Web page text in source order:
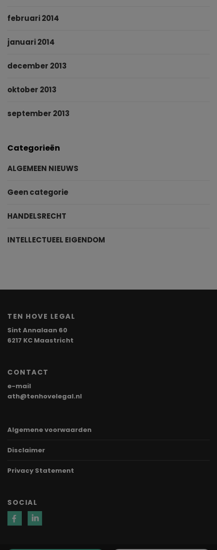
februari 2014
januari 2014
december 2013
oktober 2013
september 2013
Categorieën
ALGEMEEN NIEUWS
Geen categorie
HANDELSRECHT
INTELLECTUEEL EIGENDOM
TEN HOVE LEGAL
Sint Annalaan 60
6217 KC Maastricht
CONTACT
e-mail
ath@tenhovelegal.nl
Algemene voorwaarden
Disclaimer
Privacy Statement
SOCIAL